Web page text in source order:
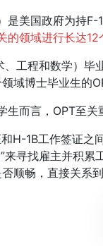
美国政府为持F-1
领域进行长达12
工程和数学）毕
域博士毕业生的
而言，OPT至关
1B工作签证之
来寻找雇主并积
顺畅，直接关系